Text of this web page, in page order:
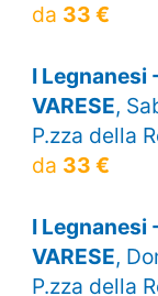
da 33 €
I Legnanesi
VARESE,
P.zza della
da 33 €
I Legnanesi
VARESE,
P.zza della